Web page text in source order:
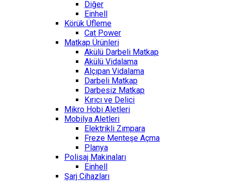
Diğer
Einhell
Körük Üfleme
Cat Power
Matkap Ürünleri
Akülü Darbeli Matkap
Akülü Vidalama
Alçıpan Vidalama
Darbeli Matkap
Darbesiz Matkap
Kırıcı ve Delici
Mikro Hobi Aletleri
Mobilya Aletleri
Elektrikli Zımpara
Freze Menteşe Açma
Planya
Polisaj Makinaları
Einhell
Şarj Cihazları